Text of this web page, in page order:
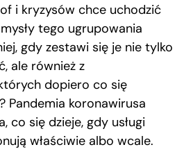
i kryzysów chce uchodzić
tego ugrupowania
gdy zestawi się je nie tylko
ale również z
dopiero co się
Pandemia koronawirusa
co się dzieje, gdy usługi
właściwie albo wcale.